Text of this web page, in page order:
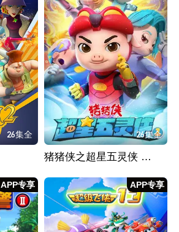
26集全 26集全
猪猪侠之超星五灵侠 第一季
APP专享 APP专享